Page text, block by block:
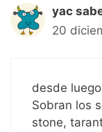
yac
20
desde
Sobran los
stone,